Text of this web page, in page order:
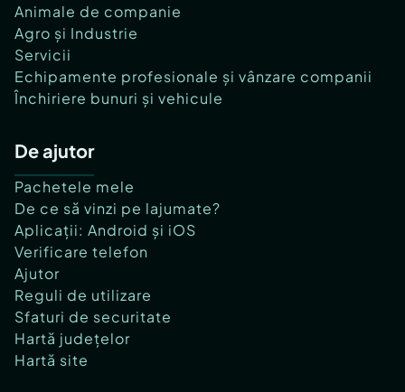
Animale de companie
Agro și Industrie
Servicii
Echipamente profesionale și vânzare companii
Închiriere bunuri și vehicule
De ajutor
Pachetele mele
De ce să vinzi pe lajumate?
Aplicații: Android și iOS
Verificare telefon
Ajutor
Reguli de utilizare
Sfaturi de securitate
Hartă județelor
Hartă site